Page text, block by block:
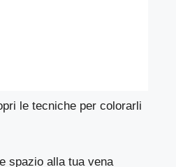
le tecniche per colorarli
spazio alla tua vena